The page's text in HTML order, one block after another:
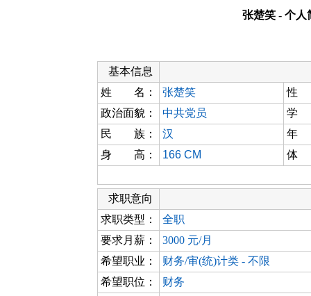
张楚笑 - 个人
基本信息
姓 名：
张楚笑
性
政治面貌：
中共党员
学
民 族：
汉
年
身 高：
166 CM 体
求职意向
求职类型：
全职
要求月薪：
3000 元/月
希望职业：
财务/审(统)计类 - 不限
希望职位：
财务